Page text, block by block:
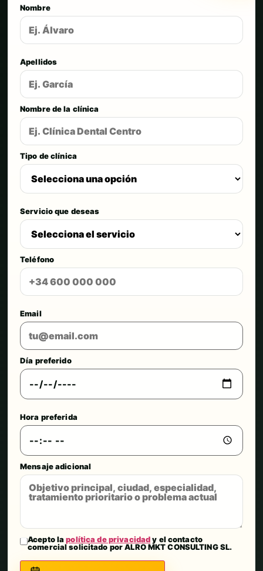
Nombre
Apellidos
Nombre de la clínica
Tipo de clínica
Servicio que deseas
Teléfono
Email
Día preferido
Hora preferida
Mensaje adicional
Acepto lapolítica de privacidady el contacto
comercial solicitado por ALRO MKT CONSULTING SL.